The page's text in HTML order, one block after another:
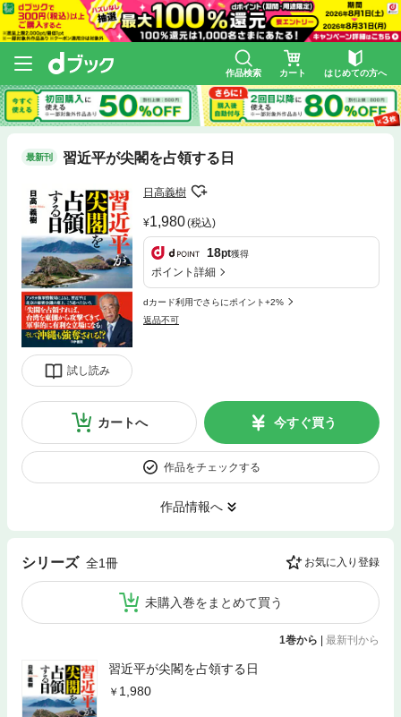
作品検索 カート はじめての方へ
最新刊 習近平が尖閣を占領する日
試し読み
日高義樹
1,980(税込)
18pt獲得
ポイント詳細
dカード利用でさらにポイント+2%
返品不可
カートへ 今すぐ買う
作品をチェックする
作品情報へ
シリーズ 全1冊 お気に入り登録
未購入巻をまとめて買う
1巻から | 最新刊から
習近平が尖閣を占領する日
1,980